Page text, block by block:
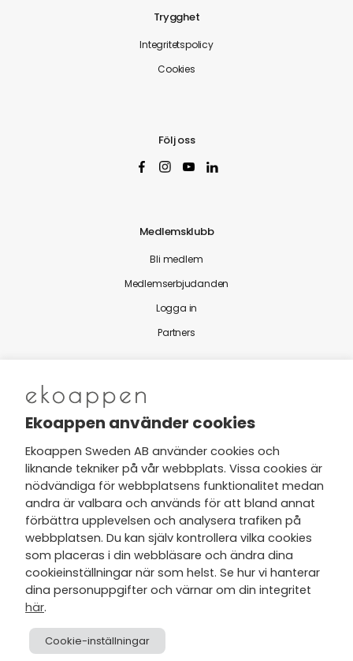
Trygghet
Integritetspolicy
Cookies
Följ oss
Medlemsklubb
Bli medlem
Medlemserbjudanden
Logga in
Partners
Nytt från Ekoappen
Jag har tagit del av Ekoappens
personuppgifts- och
integritetspolicyoch tar gärna del
av nyheter, hälsotips och exklusiva
erbjudanden via min e-post.
Ekoappen använder cookies
Ekoappen Sweden AB använder cookies och
liknande tekniker på vår webbplats. Vissa cookies är
nödvändiga för webbplatsens funktionalitet medan
andra är valbara och används för att bland annat
förbättra upplevelsen och analysera trafiken på
webbplatsen. Du kan själv kontrollera vilka cookies
som placeras i din webbläsare och ändra dina
cookieinställningar när som helst. Se hur vi hanterar
dina personuppgifter och värnar om din integritet
här.
Cookie-inställningar